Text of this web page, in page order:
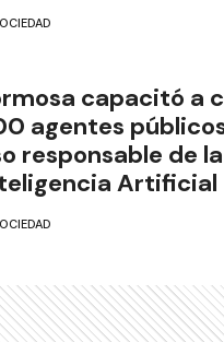
capacitó a
agentes
responsable de la
Artificial